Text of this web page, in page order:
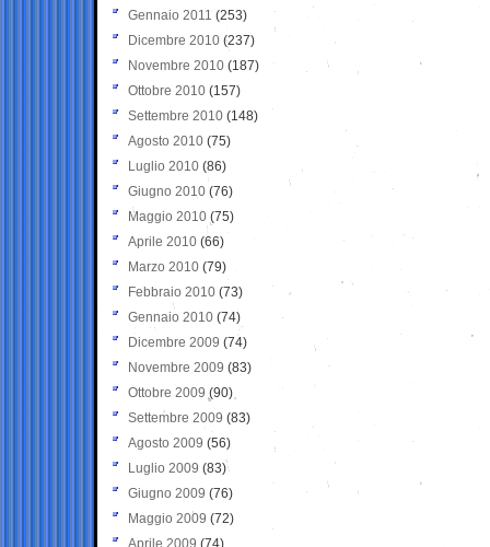
Gennaio 2011 (253)
Dicembre 2010 (237)
Novembre 2010 (187)
Ottobre 2010 (157)
Settembre 2010 (148)
Agosto 2010 (75)
Luglio 2010 (86)
Giugno 2010 (76)
Maggio 2010 (75)
Aprile 2010 (66)
Marzo 2010 (79)
Febbraio 2010 (73)
Gennaio 2010 (74)
Dicembre 2009 (74)
Novembre 2009 (83)
Ottobre 2009 (90)
Settembre 2009 (83)
Agosto 2009 (56)
Luglio 2009 (83)
Giugno 2009 (76)
Maggio 2009 (72)
Aprile 2009 (74)